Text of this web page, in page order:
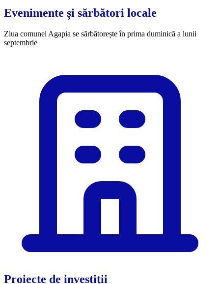
Evenimente și sărbători locale
Ziua comunei Agapia se sărbătorește în prima duminică a lunii
septembrie
Proiecte de investiții